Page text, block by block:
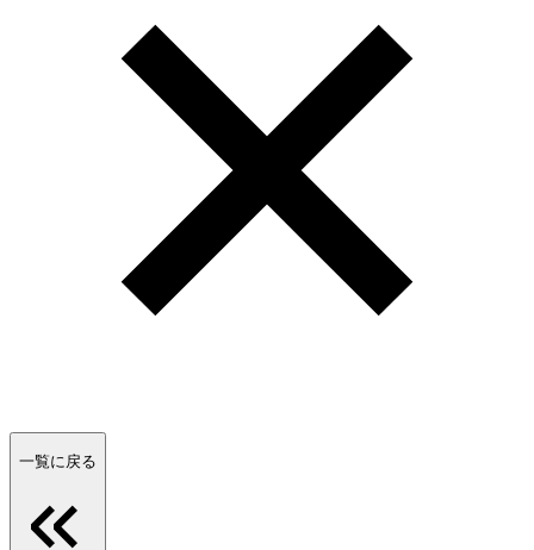
一覧に戻る